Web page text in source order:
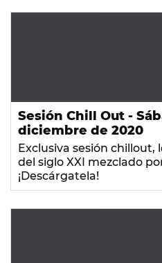
Sesión Chill Out -
diciembre de 2020
Exclusiva sesión
del siglo XXI mezclado
¡Descárgatela!